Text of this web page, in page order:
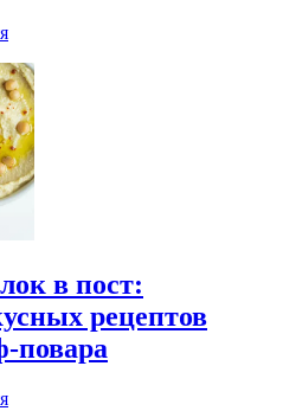
в пост:
рецептов
повара